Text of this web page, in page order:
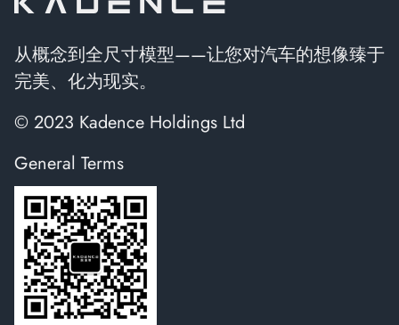
从概念到全尺寸模型——让您对汽车的想像臻于
完美、化为现实。
© 2023 Kadence Holdings Ltd
General Terms